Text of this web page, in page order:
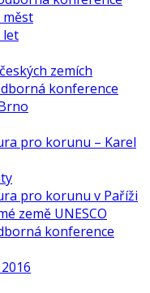
let
zemích
konference
pro korunu – Karel
pro korunu v Paříži
země UNESCO
konference